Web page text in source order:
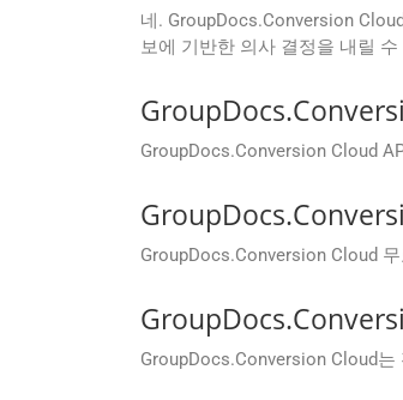
네. GroupDocs.Conversion
보에 기반한 의사 결정을 내릴 수
GroupDocs.Conversion Cloud
GroupDocs.Conversion Cloud
GroupDocs.Conversion Cloud